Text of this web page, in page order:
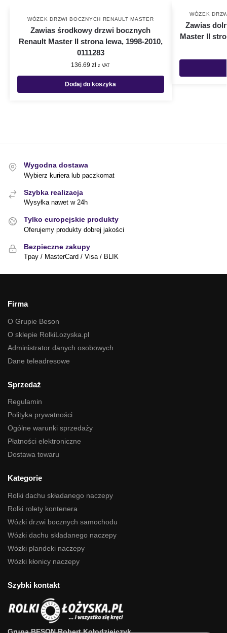
WÓZEK DRZWI BOCZNYCH RENAULT MASTER
Zawias środkowy drzwi bocznych
Renault Master II strona lewa, 1998-2010,
0111283
136.69zł z VAT
Dodaj do koszyka
WÓZEK
Zawias
Master II
Wygodna dostawa
Wybierz kuriera lub paczkomat
Szybka realizacja
Wysyłka nawet w 24h
Tylko europejskie produkty
Oferujemy produkty dobrej jakości
Bezpieczne zakupy
Tpay / MasterCard / Visa / BLIK
Firma
O Grupie Beson
O sklepie RolkiLozyska.pl
Administrator danych osobowych
Dane teleadresowe
Sprzedaż
Regulamin
Polityka prywatności
Ogólne warunki sprzedaży
Płatności elektroniczne
Dostawa towaru
Kategorie
Rolki dachu składanego naczepy
Rolki rolety kontenera
Wózki drzwi bocznych samochodu
Wózki dachu składanego naczepy
Wózki plandeki naczepy
Wózki kłonicy naczepy
Szybki kontakt